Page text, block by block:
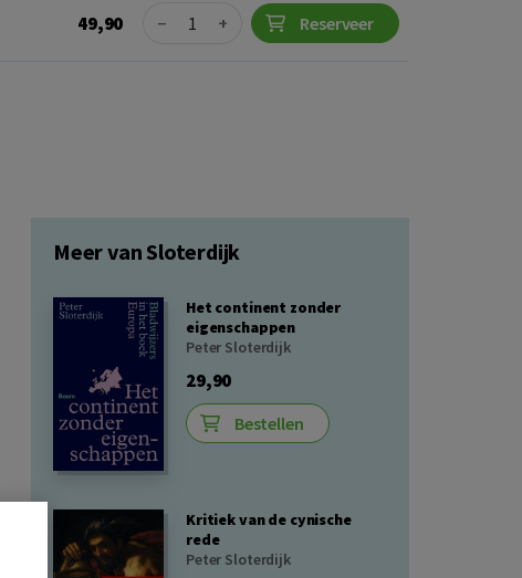
49,90 Quantity
− + Reserveer
Meer van Sloterdijk
Het continent zonder
eigenschappen
Peter Sloterdijk
29,90
Bestellen
Kritiek van de cynische
rede
Peter Sloterdijk